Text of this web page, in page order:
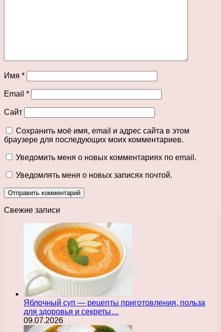
Имя *
Email *
Сайт
Сохранить моё имя, email и адрес сайта в этом
браузере для последующих моих комментариев.
Уведомить меня о новых комментариях по email.
Уведомлять меня о новых записях почтой.
Свежие записи
Яблочный суп — рецепты приготовления, польза
для здоровья и секреты…
09.07.2026